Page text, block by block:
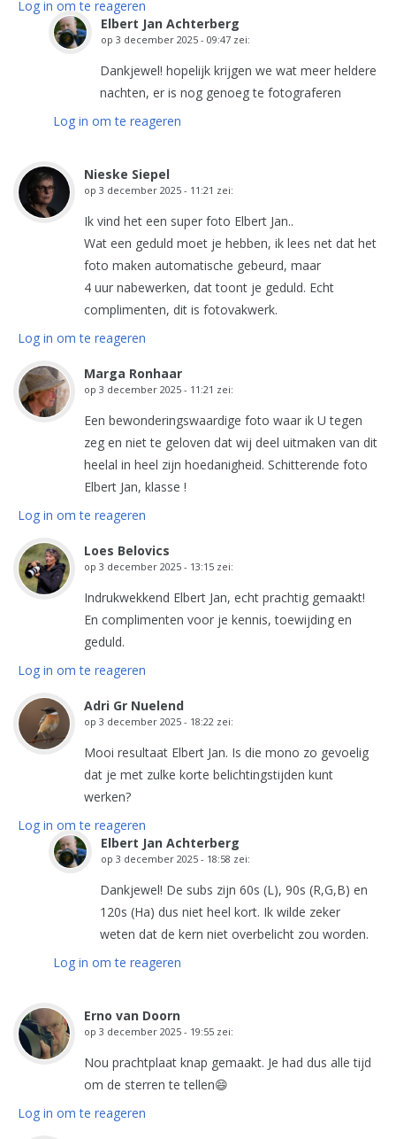
Log in om te reageren
Elbert Jan Achterberg
op 3 december 2025 - 09:47 zei:
Dankjewel! hopelijk krijgen we wat meer heldere
nachten, er is nog genoeg te fotograferen
Log in om te reageren
Nieske Siepel
op 3 december 2025 - 11:21 zei:
Ik vind het een super foto Elbert Jan..
Wat een geduld moet je hebben, ik lees net dat het
foto maken automatische gebeurd, maar
4 uur nabewerken, dat toont je geduld. Echt
complimenten, dit is fotovakwerk.
Log in om te reageren
Marga Ronhaar
op 3 december 2025 - 11:21 zei:
Een bewonderingswaardige foto waar ik U tegen
zeg en niet te geloven dat wij deel uitmaken van dit
heelal in heel zijn hoedanigheid. Schitterende foto
Elbert Jan, klasse !
Log in om te reageren
Loes Belovics
op 3 december 2025 - 13:15 zei:
Indrukwekkend Elbert Jan, echt prachtig gemaakt!
En complimenten voor je kennis, toewijding en
geduld.
Log in om te reageren
Adri Gr Nuelend
op 3 december 2025 - 18:22 zei:
Mooi resultaat Elbert Jan. Is die mono zo gevoelig
dat je met zulke korte belichtingstijden kunt
werken?
Log in om te reageren
Elbert Jan Achterberg
op 3 december 2025 - 18:58 zei:
Dankjewel! De subs zijn 60s (L), 90s (R,G,B) en
120s (Ha) dus niet heel kort. Ik wilde zeker
weten dat de kern niet overbelicht zou worden.
Log in om te reageren
Erno van Doorn
op 3 december 2025 - 19:55 zei:
Nou prachtplaat knap gemaakt. Je had dus alle tijd
om de sterren te tellen😄
Log in om te reageren